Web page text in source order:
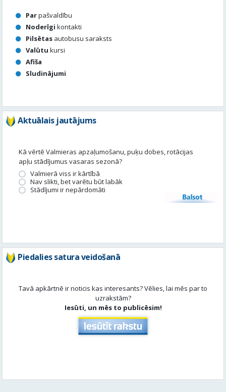
Parpašvaldību
Noderīgi kontakti
Pilsētas autobusu saraksts
Valūtu kursi
Afiša
Sludinājumi
Aktuālais jautājums
Kā vērtē Valmieras apzaļumošanu, puķu dobes, rotācijas
apļu stādījumus vasaras sezonā?
Valmierā viss ir kārtībā
Nav slikti, bet varētu būt labāk
Stādījumi ir nepārdomāti
Balsot
Piedalies satura veidošanā
Tavā apkārtnē ir noticis kas interesants? Vēlies, lai mēs par to
uzrakstām?
Iesūti, un mēs to publicēsim!